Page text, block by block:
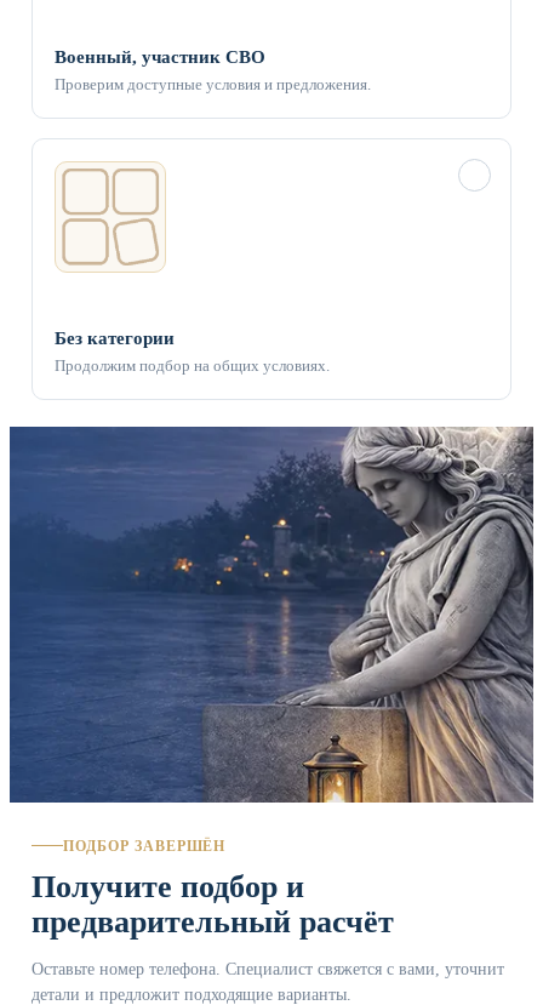
Военный, участник СВО
Проверим доступные условия и предложения.
Без категории
Продолжим подбор на общих условиях.
ПОДБОР ЗАВЕРШЁН
Получите подбор и
предварительный расчёт
Оставьте номер телефона. Специалист свяжется с вами, уточнит
детали и предложит подходящие варианты.